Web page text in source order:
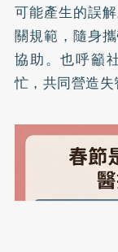
可能產生的誤
關規範，隨身
協助。也呼籲
忙，共同營造失